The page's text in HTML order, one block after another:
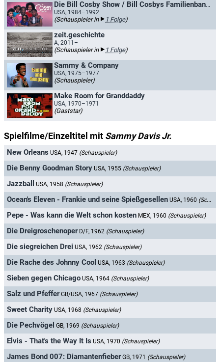
Die Bill Cosby Show / Bill Cosbys Familienbande
USA, 1984–1992
(Schauspieler in 1 Folge)
zeit.geschichte
A, 2011–
(Schauspieler in 1 Folge)
Sammy & Company
USA, 1975–1977
(Schauspieler)
Make Room for Granddaddy
USA, 1970–1971
(Gaststar)
Spielfilme/Einzeltitel mit Sammy Davis Jr.
New Orleans USA, 1947 (Schauspieler)
Die Benny Goodman Story USA, 1955 (Schauspieler)
Jazzball USA, 1958 (Schauspieler)
Ocean's Eleven - Frankie und seine Spießgesellen USA, 1960 (Schauspieler)
Pepe - Was kann die Welt schon kosten MEX, 1960 (Schauspieler)
Die Dreigroschenoper D/F, 1962 (Schauspieler)
Die siegreichen Drei USA, 1962 (Schauspieler)
Die Rache des Johnny Cool USA, 1963 (Schauspieler)
Sieben gegen Chicago USA, 1964 (Schauspieler)
Salz und Pfeffer GB/USA, 1967 (Schauspieler)
Sweet Charity USA, 1968 (Schauspieler)
Die Pechvögel GB, 1969 (Schauspieler)
Elvis - That's the Way It Is USA, 1970 (Schauspieler)
James Bond 007: Diamantenfieber GB, 1971 (Schauspieler)